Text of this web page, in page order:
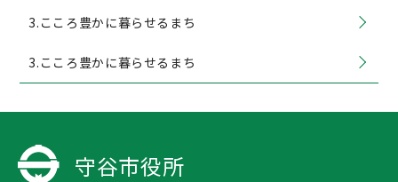
3.こころ豊かに暮らせるまち
3.こころ豊かに暮らせるまち
守谷市役所